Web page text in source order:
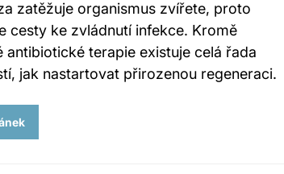
zatěžuje organismus zvířete, proto
cesty ke zvládnutí infekce. Kromě
antibiotické terapie existuje celá řada
jak nastartovat přirozenou regeneraci.